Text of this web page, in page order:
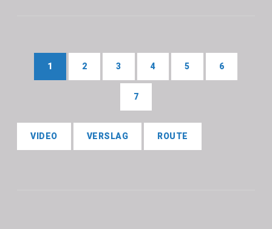
1 2 3 4 5 6
7
VIDEO VERSLAG ROUTE